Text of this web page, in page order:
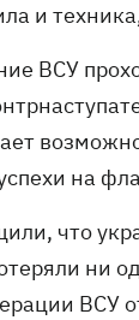
и
ВСУ
на
что
ни
ВСУ